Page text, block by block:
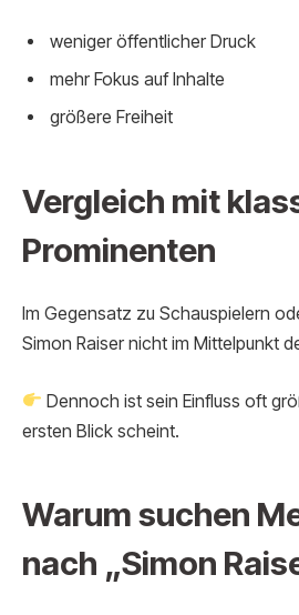
weniger öffentlicher Druck
mehr Fokus auf Inhalte
größere Freiheit
Vergleich mit
Prominenten
Im Gegensatz zu Schauspielern
Simon Raiser nicht im Mittelpunkt
Dennoch ist sein Einfluss oft
ersten Blick scheint.
Warum suchen
nach „Simon